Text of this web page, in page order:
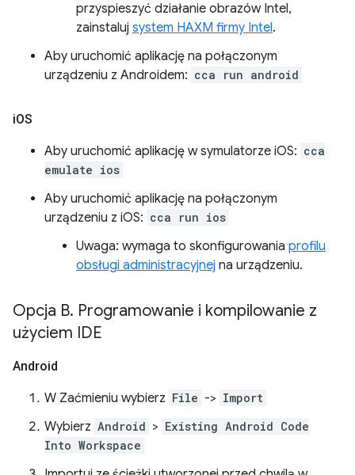
przyspieszyć działanie obrazów Intel,
zainstaluj system HAXM firmy Intel.
Aby uruchomić aplikację na połączonym
urządzeniu z Androidem: cca run android
iOS
Aby uruchomić aplikację w symulatorze iOS: cca
emulate ios
Aby uruchomić aplikację na połączonym
urządzeniu z iOS: cca run ios
Uwaga: wymaga to skonfigurowania profilu
obsługi administracyjnej na urządzeniu.
Opcja B. Programowanie i kompilowanie z
użyciem IDE
Android
W Zaćmieniu wybierz File -> Import
Wybierz Android > Existing Android Code
Into Workspace